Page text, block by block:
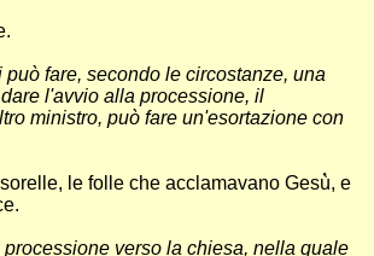
fare, secondo le circostanze, una
l'avvio alla processione, il
ministro, può fare un'esortazione con
le folle che acclamavano Gesù̀, e
verso la chiesa, nella quale